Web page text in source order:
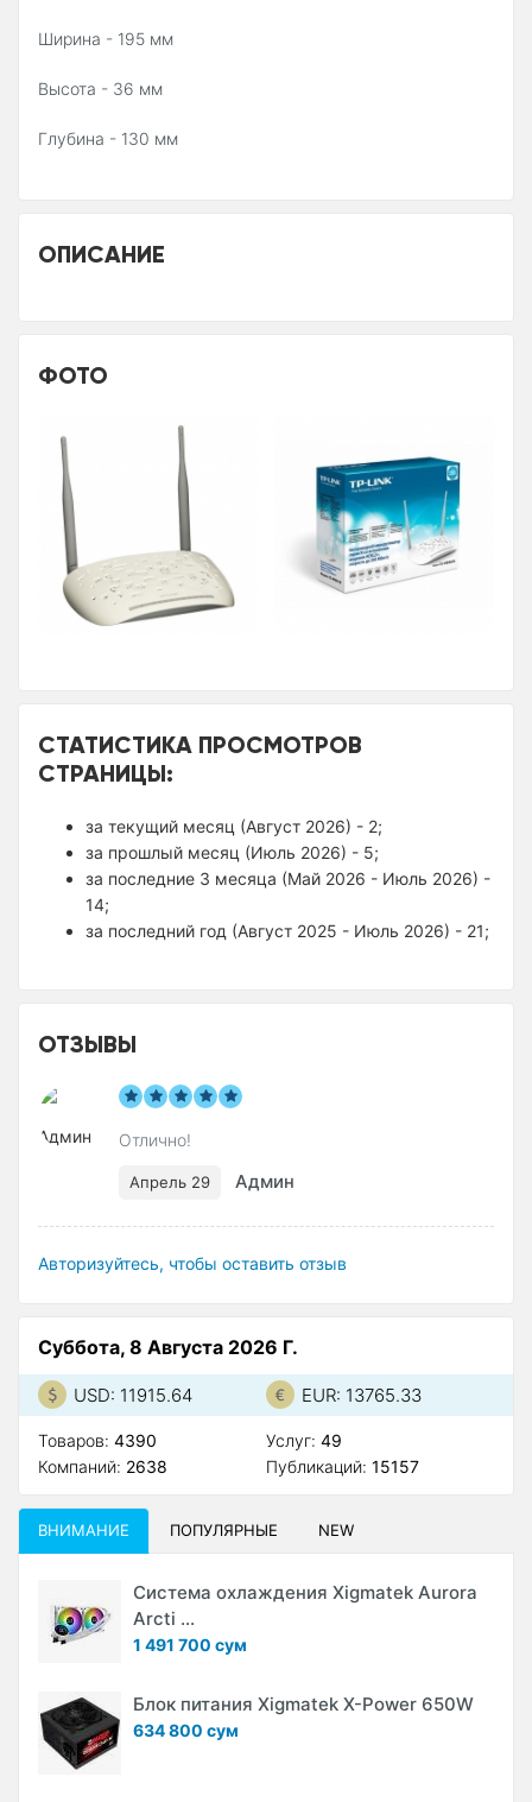
Ширина - 195 мм
Высота - 36 мм
Глубина - 130 мм
ОПИСАНИЕ
ФОТО
СТАТИСТИКА ПРОСМОТРОВ
СТРАНИЦЫ:
за текущий месяц (Август 2026) - 2;
за прошлый месяц (Июль 2026) - 5;
за последние 3 месяца (Май 2026 - Июль 2026) -
14;
за последний год (Август 2025 - Июль 2026) - 21;
ОТЗЫВЫ
Отлично!
Апрель 29 Админ
Авторизуйтесь, чтобы оставить отзыв
Суббота, 8 Августа 2026 Г.
USD: 11915.64 EUR: 13765.33
Товаров: 4390
Компаний: 2638
Услуг: 49
Публикаций: 15157
ВНИМАНИЕ ПОПУЛЯРНЫЕ NEW
Система охлаждения Xigmatek Aurora
Arcti ...
1 491 700 сум
Блок питания Xigmatek X-Power 650W
634 800 сум